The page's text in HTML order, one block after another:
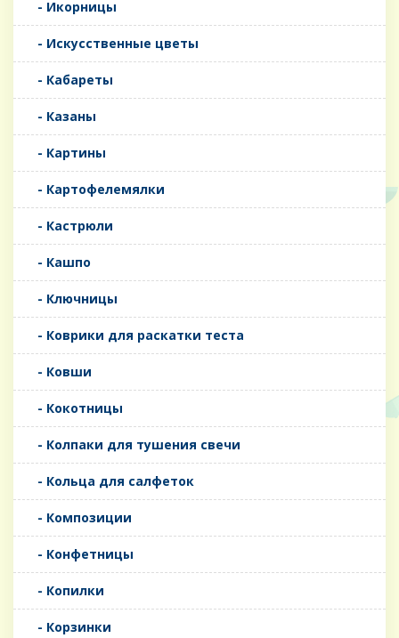
- Икорницы
- Искусственные цветы
- Кабареты
- Казаны
- Картины
- Картофелемялки
- Кастрюли
- Кашпо
- Ключницы
- Коврики для раскатки теста
- Ковши
- Кокотницы
- Колпаки для тушения свечи
- Кольца для салфеток
- Композиции
- Конфетницы
- Копилки
- Корзинки